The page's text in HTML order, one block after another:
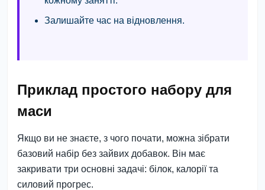
Залишайте час на відновлення.
Приклад простого набору для
маси
Якщо ви не знаєте, з чого почати, можна зібрати
базовий набір без зайвих добавок. Він має
закривати три основні задачі: білок, калорії та
силовий прогрес.